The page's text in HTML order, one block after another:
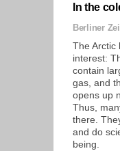
In the
Berliner
The Arctic
interest:
contain
gas, and
opens up
Thus,
there.
and do
being.